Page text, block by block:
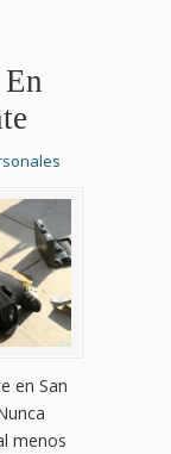
En
en San
menos